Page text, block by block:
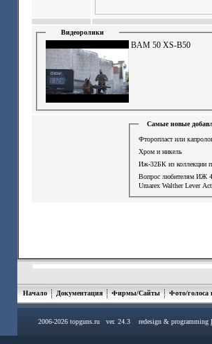
Видеоролики
BAM 50 XS-B50
Самые новые
Фторопласт или
Хром и никель
Иж-32БК из коллекции
Вопрос любителям ИЖ
Umarex Walther Lever
Начало Документация Фирмы/Сайты Фото/голоса
2006-2026 topguns.ru ver. 24.3 redesign & programming